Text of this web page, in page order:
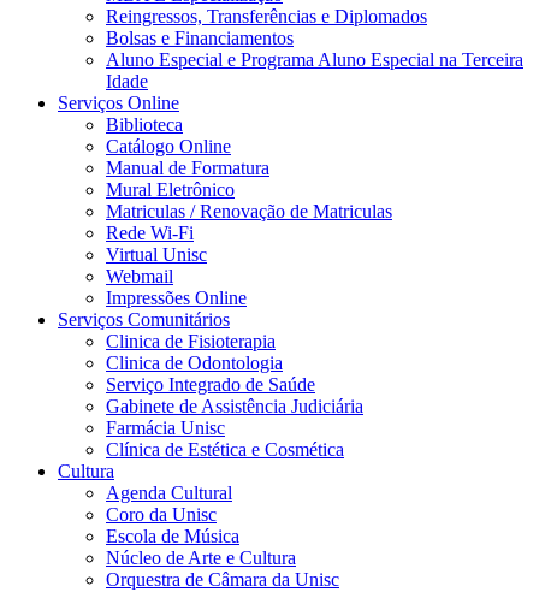
Reingressos, Transferências e Diplomados
Bolsas e Financiamentos
Aluno Especial e Programa Aluno Especial na Terceira
Idade
Serviços Online
Biblioteca
Catálogo Online
Manual de Formatura
Mural Eletrônico
Matriculas / Renovação de Matriculas
Rede Wi-Fi
Virtual Unisc
Webmail
Impressões Online
Serviços Comunitários
Clinica de Fisioterapia
Clinica de Odontologia
Serviço Integrado de Saúde
Gabinete de Assistência Judiciária
Farmácia Unisc
Clínica de Estética e Cosmética
Cultura
Agenda Cultural
Coro da Unisc
Escola de Música
Núcleo de Arte e Cultura
Orquestra de Câmara da Unisc